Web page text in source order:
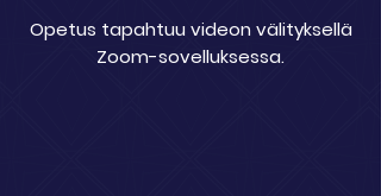
Opetus tapahtuu videon välityksellä
Zoom-sovelluksessa.